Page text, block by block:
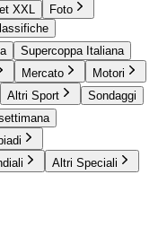
XXL
Foto
Supercoppa Italiana
Mercato
Motori
Altri Sport
Sondaggi
Altri Speciali